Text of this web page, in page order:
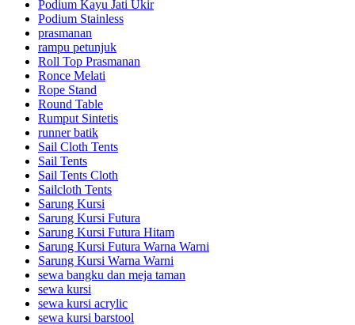
Podium Kayu Jati Ukir
Podium Stainless
prasmanan
rampu petunjuk
Roll Top Prasmanan
Ronce Melati
Rope Stand
Round Table
Rumput Sintetis
runner batik
Sail Cloth Tents
Sail Tents
Sail Tents Cloth
Sailcloth Tents
Sarung Kursi
Sarung Kursi Futura
Sarung Kursi Futura Hitam
Sarung Kursi Futura Warna Warni
Sarung Kursi Warna Warni
sewa bangku dan meja taman
sewa kursi
sewa kursi acrylic
sewa kursi barstool